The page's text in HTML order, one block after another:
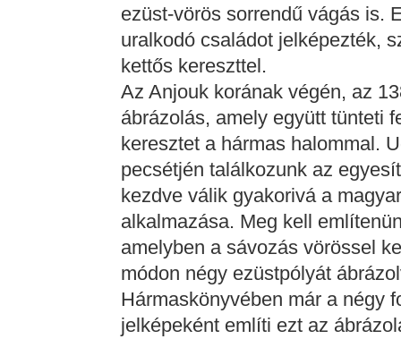
ezüst-vörös sorrendű vágás is.
uralkodó családot jelképezték,
kettős kereszttel.
Az Anjouk korának végén, az
ábrázolás, amely együtt tünteti
keresztet a hármas halommal.
pecsétjén találkozunk az
kezdve válik gyakorivá a
alkalmazása. Meg kell
amelyben a sávozás vörössel
módon négy ezüstpólyát
Hármaskönyvében már a négy
jelképeként említi ezt az